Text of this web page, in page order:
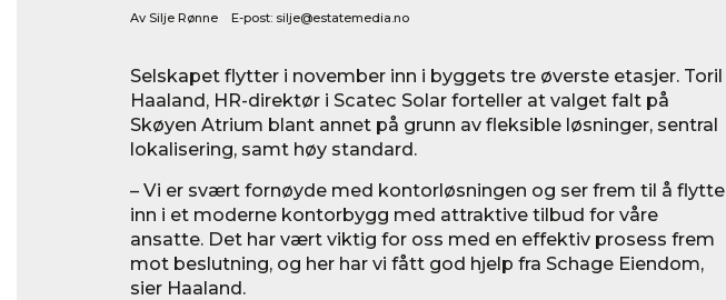
Av Silje Rønne E-post: silje@estatemedia.no
Selskapet flytter i november inn i byggets tre øverste etasjer. Toril
Haaland, HR-direktør i Scatec Solar forteller at valget falt på
Skøyen Atrium blant annet på grunn av fleksible løsninger, sentral
lokalisering, samt høy standard.
– Vi er svært fornøyde med kontorløsningen og ser frem til å flytte
inn i et moderne kontorbygg med attraktive tilbud for våre
ansatte. Det har vært viktig for oss med en effektiv prosess frem
mot beslutning, og her har vi fått god hjelp fra Schage Eiendom,
sier Haaland.